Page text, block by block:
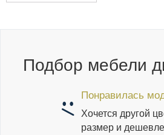
Подбор мебели
Понравилась
Хочется другой
размер и